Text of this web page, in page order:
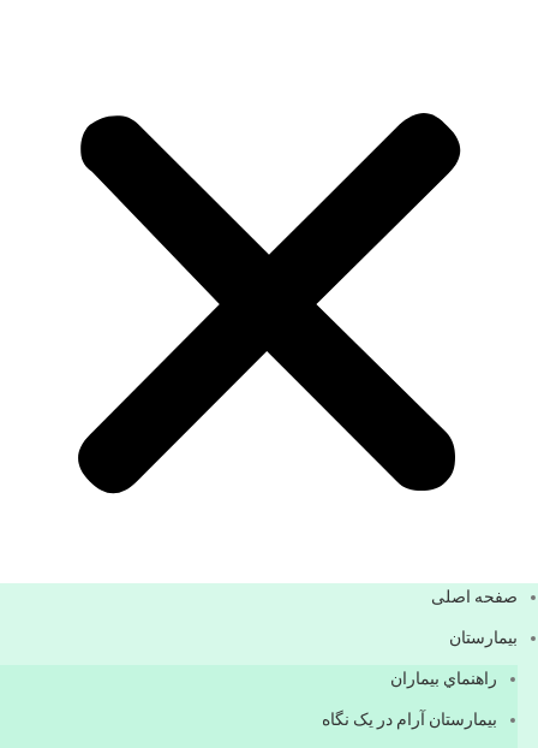
صفحه اصلی
بيمارستان
راهنماي بیماران
بیمارستان آرام در یک نگاه